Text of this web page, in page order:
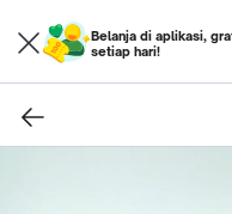
Belanja di aplikasi,
setiap hari!